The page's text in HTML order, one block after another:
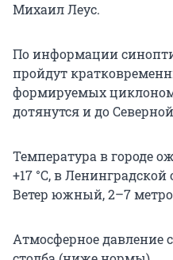
Михаил Леус.
По информации
пройдут
формируемых
дотянутся и до
Температура в городе
+17 °С, в Ленинградской
Ветер южный, 2–7
Атмосферное давление